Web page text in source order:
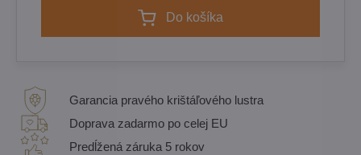
Do košíka
Garancia pravého krištáľového lustra
Doprava zadarmo po celej EU
Predĺžená záruka 5 rokov